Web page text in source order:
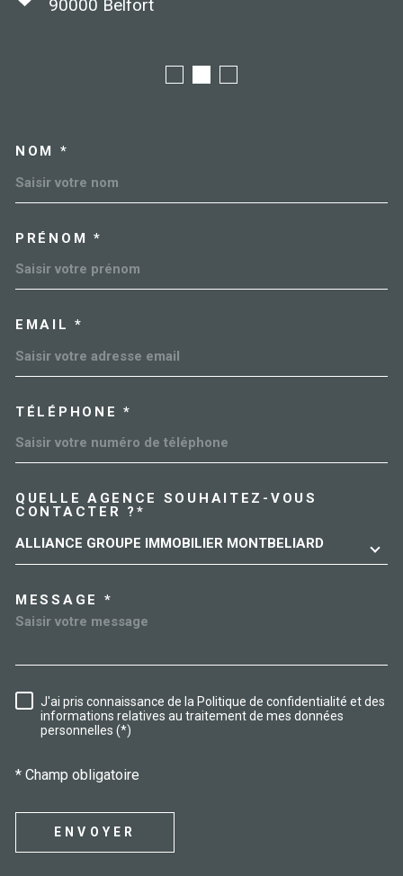
90000 Belfort
NOM *
PRÉNOM *
EMAIL *
TÉLÉPHONE *
QUELLE AGENCE SOUHAITEZ-VOUS
CONTACTER ?*
ALLIANCE GROUPE IMMOBILIER MONTBELIARD
MESSAGE *
RÈGLEMENTATION
J'ai pris connaissance de la Politique de confidentialité et des
informations relatives au traitement de mes données
personnelles (*)
* Champ obligatoire
ENVOYER